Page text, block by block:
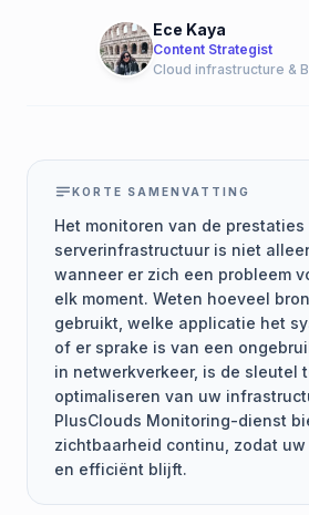
Ece Kaya
Content Strategist
Cloud infrastructure &
KORTE SAMENVATTING
Het monitoren van de prestaties
serverinfrastructuur is niet
wanneer er zich een probleem
elk moment. Weten hoeveel
gebruikt, welke applicatie het
of er sprake is van een
in netwerkverkeer, is de sleutel
optimaliseren van uw
PlusClouds Monitoring-dienst
zichtbaarheid continu, zodat
en efficiënt blijft.